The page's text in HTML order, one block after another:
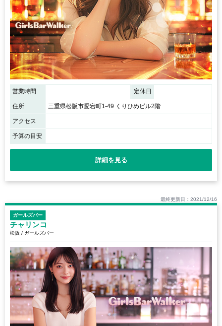
営業時間 定休日
住所 三重県松阪市愛宕町1-49 くりひめビル2階
アクセス
予算の目安
詳細を見る
最終更新日：2021/12/16
ガールズバー
チャリンコ
松阪 / ガールズバー